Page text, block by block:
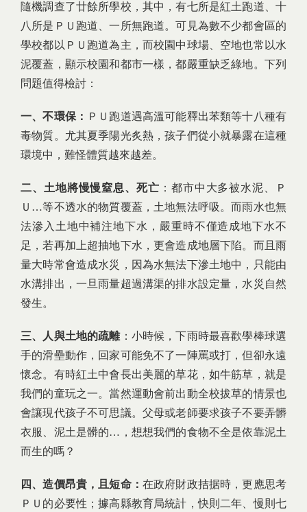
隨機調查了廿餘所學校，其中，有七所是紅土跑道、十
八所是ＰＵ跑道、一所無跑道。可見為數不少都會區的
學校都以ＰＵ跑道為主，而校園中球場、空地也常以水
泥覆蓋，顯示校園和都市一樣，都嚴重缺乏綠地。下列
問題值得檢討：
一、不環保： ＰＵ跑道遇高溫可能釋出苯類等十八種有
毒物質。尤其夏季陽光炙熱，孩子們從小就暴露在這種
環境中，難怪體質越來越差。
二、土地將慢慢窒息、死亡 ：都市中大多被水泥、Ｐ
Ｕ…等不透水的物質覆蓋，土地無法呼吸。而雨水也無
法滲入土地中補注地下水，嚴重時不僅造成地下水不
足，若再加上超抽地下水，更會造成地層下陷。而且雨
量大時常會造成水災，因為水無法下滲土地中，只能由
水溝排出，一旦雨量超過溝渠的排水設定量，水災自然
發生。
三、人與土地的疏離：小時候，下雨時最喜歡學棒球選
手的滑壘動作，回家可能免不了一陣罵或打，但卻永遠
懷念。有時紅土中會長出美麗的草花，如牛筋草，就是
我們的童玩之一。當然運動會前出動全校拔草的情景也
會讓現代孩子不可思議。父母或老師要求孩子不要弄髒
衣服、泥土是髒的…，想想我們的食物不全是依靠泥土
而生的嗎？
四、造價昂貴，且短命： 在政府財政拮据時，更應思考
ＰＵ的必要性；據高縣教育局統計，快則二年、慢則七